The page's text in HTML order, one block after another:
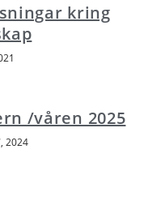
kring
/våren 2025
2024